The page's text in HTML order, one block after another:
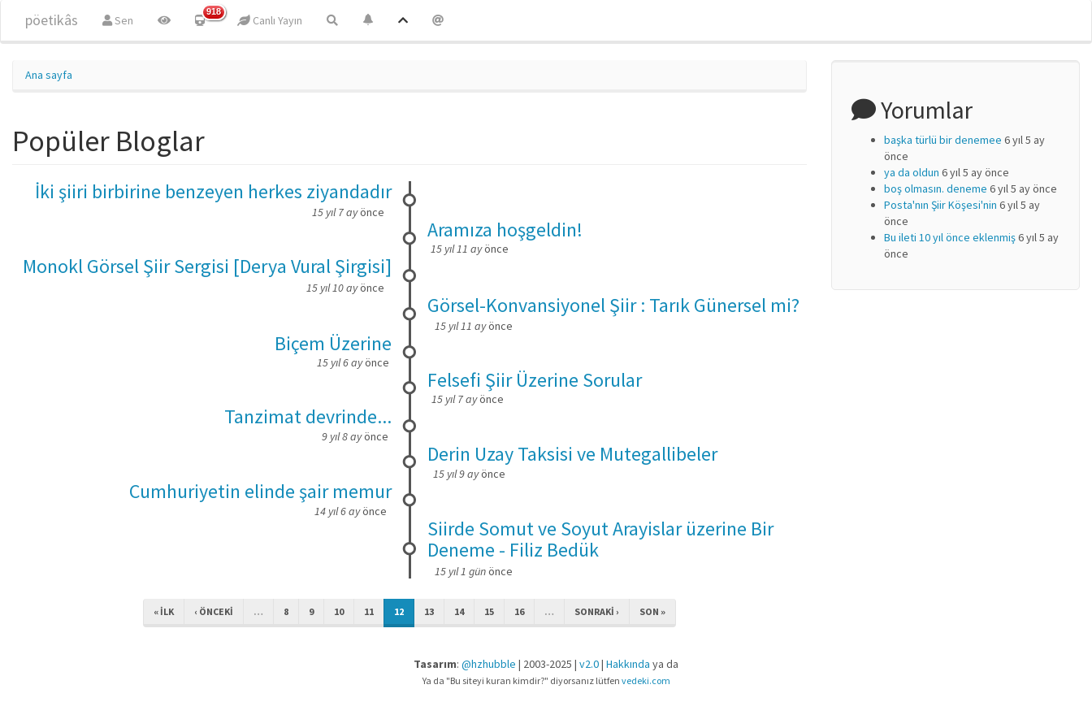
pöetikâs Sen
918
Canlı Yayın
Ana sayfa
Popüler Bloglar
İki şiiri birbirine benzeyen herkes ziyandadır
15 yıl 7 ayönce
Aramıza hoşgeldin!
15 yıl 11 ayönce
Monokl Görsel Şiir Sergisi [Derya Vural Şirgisi]
15 yıl 10 ayönce
Görsel-Konvansiyonel Şiir : Tarık Günersel mi?
15 yıl 11 ayönce
Biçem Üzerine
15 yıl 6 ayönce
Felsefi Şiir Üzerine Sorular
15 yıl 7 ayönce
Tanzimat devrinde...
9 yıl 8 ayönce
Derin Uzay Taksisi ve Mutegallibeler
15 yıl 9 ayönce
Cumhuriyetin elinde şair memur
14 yıl 6 ayönce
Siirde Somut ve Soyut Arayislar üzerine Bir
Deneme - Filiz Bedük
15 yıl 1 günönce
« ILK ‹ ÖNCEKI … 8 9 10 11 12 13 14 15 16 … SONRAKI › SON »
Yorumlar
başka türlü bir denemee 6 yıl 5 ay
önce
ya da oldun 6 yıl 5 ay önce
boş olmasın. deneme 6 yıl 5 ay önce
Posta'nın Şiir Köşesi'nin 6 yıl 5 ay
önce
Bu ileti 10 yıl önce eklenmiş6 yıl 5 ay
önce
Tasarım: @hzhubble | 2003-2025 | v2.0| Hakkında ya da
Ya da "Bu siteyi kuran kimdir?" diyorsanız lütfen vedeki.com